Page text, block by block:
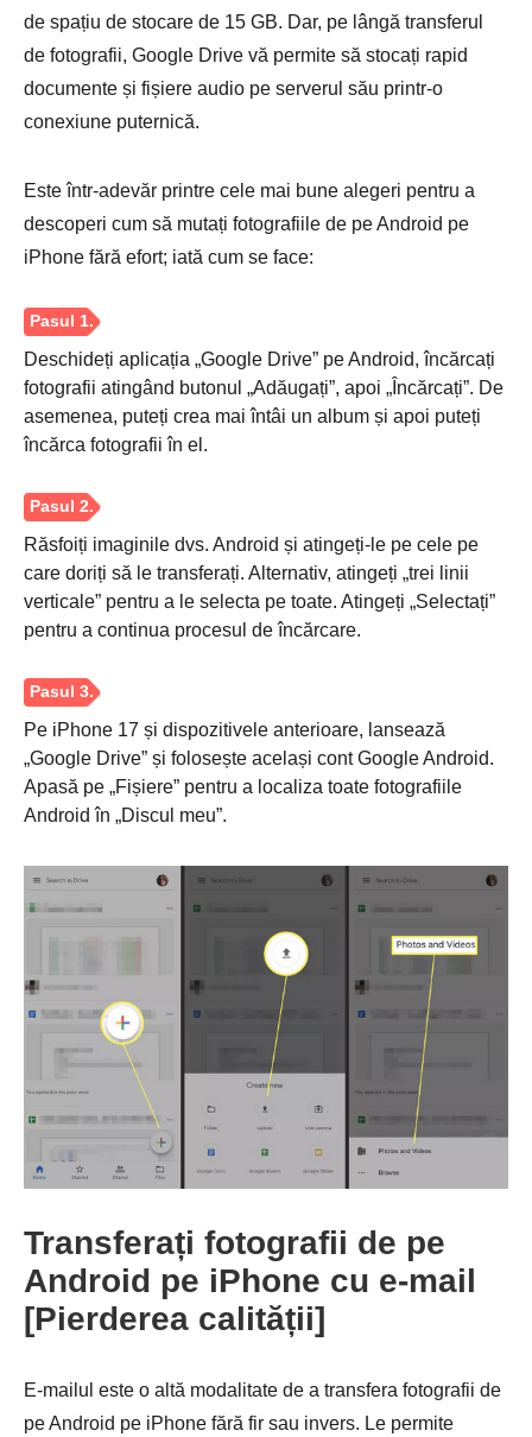
Pasul 2.
de spațiu de stocare de 15 GB. Dar, pe lângă transferul
de fotografii, Google Drive vă permite să stocați rapid
documente și fișiere audio pe serverul său printr-o
conexiune puternică.
Este într-adevăr printre cele mai bune alegeri pentru a
descoperi cum să mutați fotografiile de pe Android pe
iPhone fără efort; iată cum se face:
Deschideți aplicația „Google Drive” pe Android, încărcați
fotografii atingând butonul „Adăugați”, apoi „Încărcați”. De
asemenea, puteți crea mai întâi un album și apoi puteți
încărca fotografii în el.
Răsfoiți imaginile dvs. Android și atingeți-le pe cele pe
care doriți să le transferați. Alternativ, atingeți „trei linii
verticale” pentru a le selecta pe toate. Atingeți „Selectați”
pentru a continua procesul de încărcare.
Pe iPhone 17 și dispozitivele anterioare, lansează
„Google Drive” și folosește același cont Google Android.
Apasă pe „Fișiere” pentru a localiza toate fotografiile
Android în „Discul meu”.
Transferați fotografii de pe
Android pe iPhone cu e-mail
[Pierderea calității]
E-mailul este o altă modalitate de a transfera fotografii de
pe Android pe iPhone fără fir sau invers. Le permite